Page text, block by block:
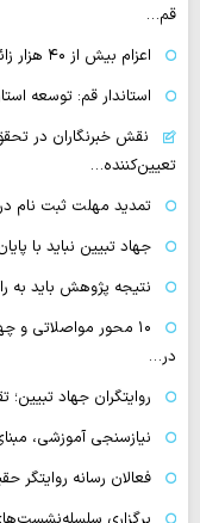
قم…
اعزام بیش از ۴۰ هزار زائر اربعین از پایانه‌های قم به مرزهای عراق
استاندار قم: توسعه
نقش خبرنگاران در
تعیین‌کننده…
تمدید مهلت ثبت نام
جهاد تبیین نباید با
نتیجه پژوهش باید به
۱۰ محور مواصلاتی و
در…
روایتگران جهاد
نیازسنجی آموزشی،
فعالان رسانه‌ روایتگر